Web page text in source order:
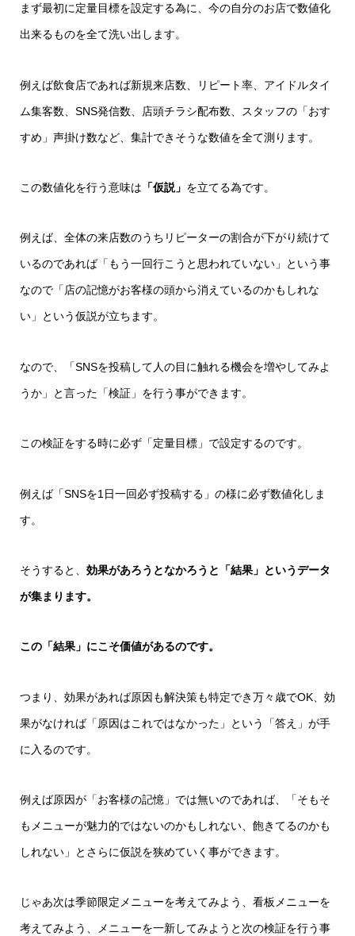
まず最初に定量目標を設定する為に、今の自分のお店で数値化
出来るものを全て洗い出します。
例えば飲食店であれば新規来店数、リピート率、アイドルタイ
ム集客数、SNS発信数、店頭チラシ配布数、スタッフの「おす
すめ」声掛け数など、集計できそうな数値を全て測ります。
この数値化を行う意味は 「仮説」 を立てる為です。
例えば、全体の来店数のうちリピーターの割合が下がり続けて
いるのであれば「もう一回行こうと思われていない」という事
なので「店の記憶がお客様の頭から消えているのかもしれな
い」という仮説が立ちます。
なので、「SNSを投稿して人の目に触れる機会を増やしてみよ
うか」と言った「検証」を行う事ができます。
この検証をする時に必ず「定量目標」で設定するのです。
例えば「SNSを1日一回必ず投稿する」の様に必ず数値化しま
す。
そうすると、 効果があろうとなかろうと「結果」というデータ
が集まります。
この「結果」にこそ価値があるのです。
つまり、効果があれば原因も解決策も特定でき万々歳でOK、効
果がなければ「原因はこれではなかった」という「答え」が手
に入るのです。
例えば原因が「お客様の記憶」では無いのであれば、「そもそ
もメニューが魅力的ではないのかもしれない、飽きてるのかも
しれない」とさらに仮説を狭めていく事ができます。
じゃあ次は季節限定メニューを考えてみよう、看板メニューを
考えてみよう、メニューを一新してみようと次の検証を行う事